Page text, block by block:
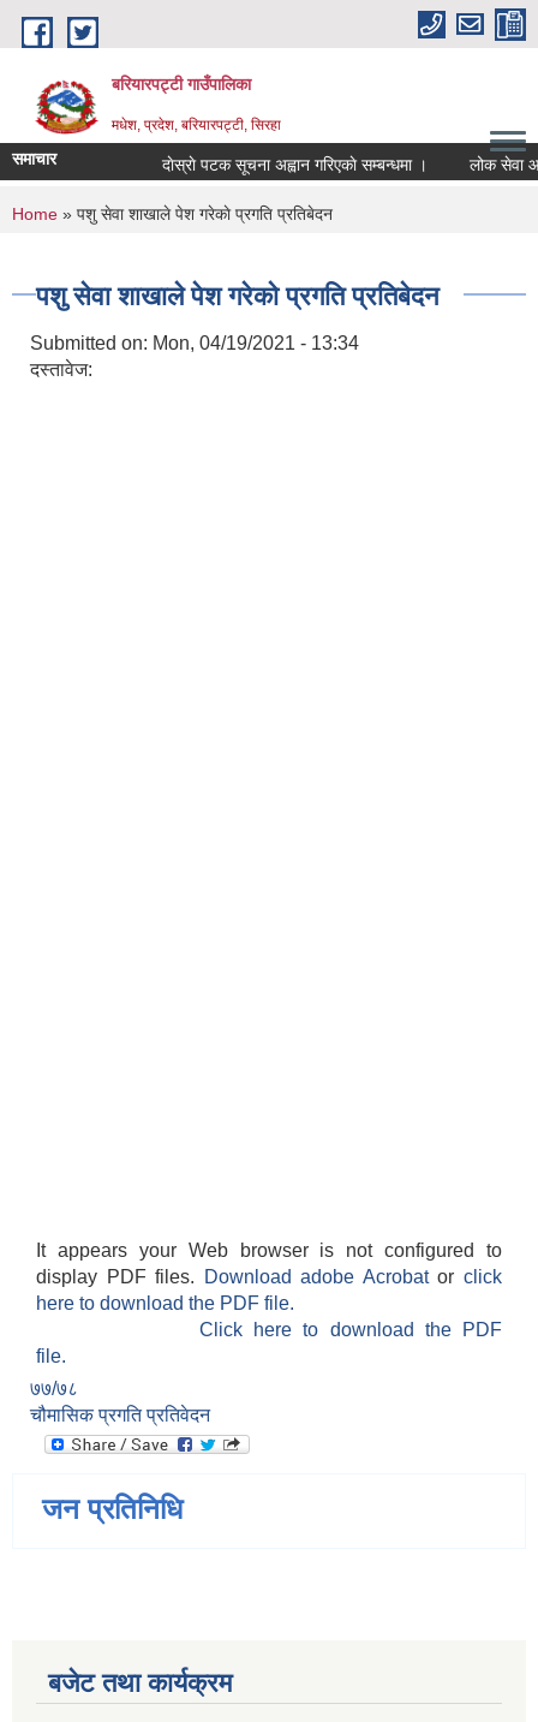
Skip to main content
बरियारपट्टी गाउँपालिका
मधेश, प्रदेश, बरियारपट्टी, सिरहा
समाचार दाेस्राे पटक सूचना अह्वान गरिएकाे सम्बन्धमा । लोक सेवा
You are here
Home » पशु सेवा शाखाले पेश गरेकाे प्रगति प्रतिबेदन
पशु सेवा शाखाले पेश गरेकाे प्रगति प्रतिबेदन
Submitted on: Mon, 04/19/2021 - 13:34
दस्तावेज:
It appears your Web browser is not configured to
display PDF files.
Download adobe Acrobatorclick
here to download the PDF file.
Click here to download the PDF
file.
७७/७८
चौमासिक प्रगति प्रतिवेदन
जन प्रतिनिधि
बजेट तथा कार्यक्रम